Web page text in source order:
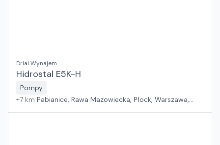
Drial Wynajem
Hidrostal E5K-H
Pompy
+7 km Pabianice, Rawa Mazowiecka, Płock, Warszawa,